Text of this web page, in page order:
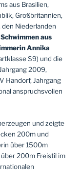
aus Brasilien,
Großbritannien,
den Niederlanden
Schwimmenaus
Annika
S9) und die
2009,
Handorf, Jahrgang
anspruchsvollen
und zeigte
200m und
über 1500m
200m Freistil im